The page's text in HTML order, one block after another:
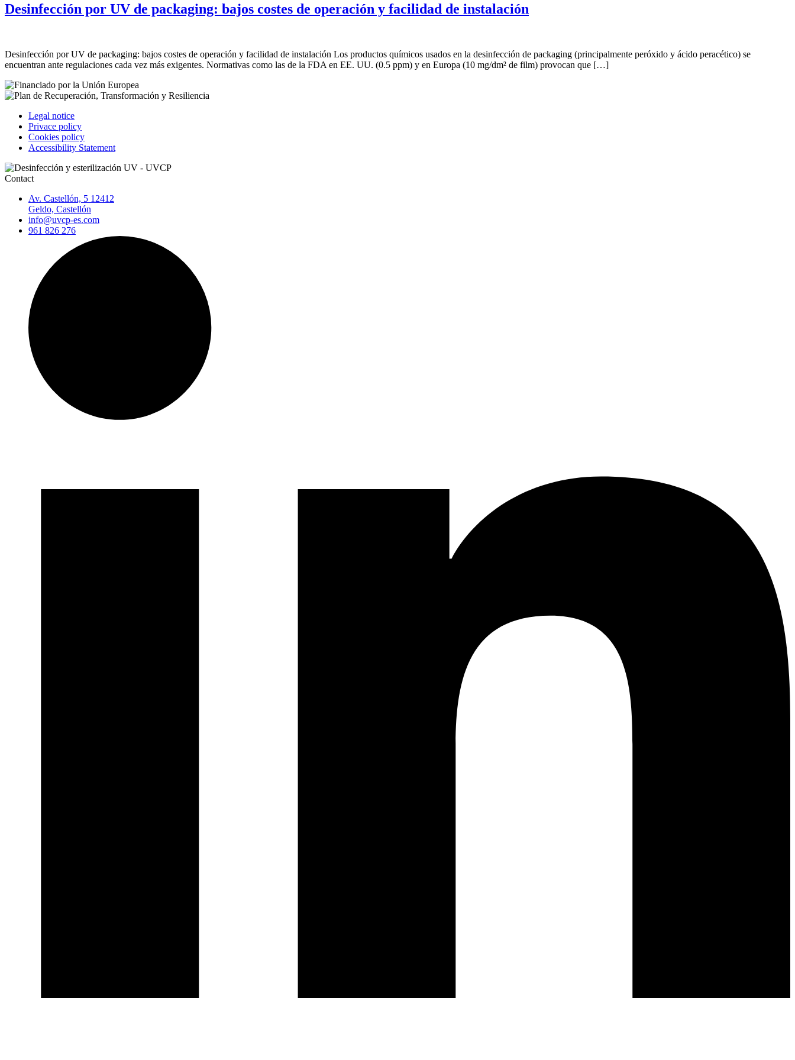
Desinfección por UV de packaging: bajos costes de operación y facilidad de instalación
Desinfección por UV de packaging: bajos costes de operación y facilidad de instalación Los productos químicos usados en la desinfección de packaging (principalmente peróxido y ácido peracético) se
encuentran ante regulaciones cada vez más exigentes. Normativas como las de la FDA en EE. UU. (0.5 ppm) y en Europa (10 mg/dm² de film) provocan que […]
Legal notice
Privace policy
Cookies policy
Accessibility Statement
Contact
Av. Castellón, 5 12412
Geldo, Castellón
info@uvcp-es.com
961 826 276